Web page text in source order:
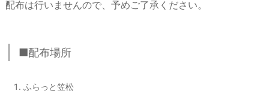
配布は行いませんので、予めご了承ください。
■配布場所
ふらっと笠松